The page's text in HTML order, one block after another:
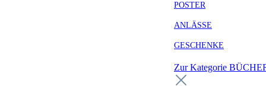
POSTER
ANLÄSSE
GESCHENKE
Zur Kategorie